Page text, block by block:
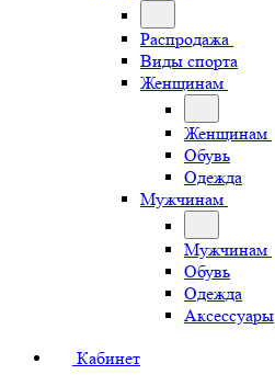
Распродажа
Виды спорта
Женщинам
Женщинам
Обувь
Одежда
Мужчинам
Мужчинам
Обувь
Одежда
Аксессуары
Кабинет